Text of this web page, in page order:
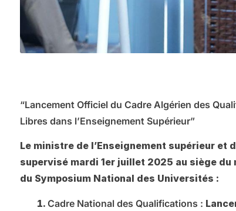
“Lancement Officiel du Cadre Algérien des
Libres dans l’Enseignement Supérieur”
Le ministre de l’Enseignement supérieur et
supervisé mardi 1er juillet 2025 au siège
du Symposium National des Universités :
Cadre National des Qualifications :